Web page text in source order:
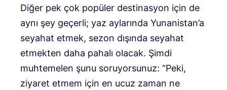
Diğer pek çok popüler destinasyon için de
aynı şey geçerli; yaz aylarında Yunanistan’a
seyahat etmek, sezon dışında seyahat
etmekten daha pahalı olacak. Şimdi
muhtemelen şunu soruyorsunuz: “Peki,
ziyaret etmem için en ucuz zaman ne